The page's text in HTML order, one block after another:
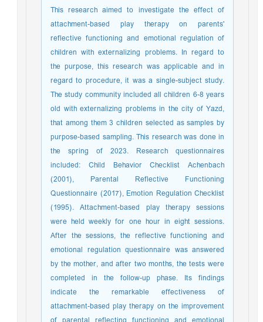
This research aimed to investigate the effect of
attachment-based play therapy on parents'
reflective functioning and emotional regulation of
children with externalizing problems. In regard to
the purpose, this research was applicable and in
regard to procedure, it was a single-subject study.
The study community included all children 6-8 years
old with externalizing problems in the city of Yazd,
that among them 3 children selected as samples by
purpose-based sampling. This research was done in
the spring of 2023. Research questionnaires
included: Child Behavior Checklist Achenbach
(2001), Parental Reflective Functioning
Questionnaire (2017), Emotion Regulation Checklist
(1995). Attachment-based play therapy sessions
were held weekly for one hour in eight sessions.
After the sessions, the reflective functioning and
emotional regulation questionnaire was answered
by the mother, and after two months, the tests were
completed in the follow-up phase. Its findings
indicate the remarkable effectiveness of
attachment-based play therapy on the improvement